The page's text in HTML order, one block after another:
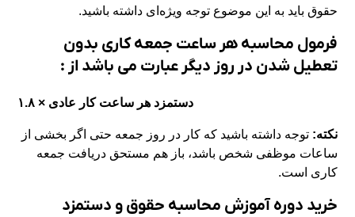
حقوق باید به این موضوع توجه ویژه‌ای داشته باشید.
فرمول محاسبه هر ساعت جمعه کاری بدون
تعطیل شدن در روز دیگر عبارت می باشد از :
دستمزد هر ساعت کار عادی × ۱.۸
نکته: توجه داشته باشید که کار در روز جمعه حتی اگر بخشی از
ساعات موظفی شخص باشد، باز هم مستحق دریافت جمعه
کاری است.
خرید دوره آموزش محاسبه حقوق و دستمزد